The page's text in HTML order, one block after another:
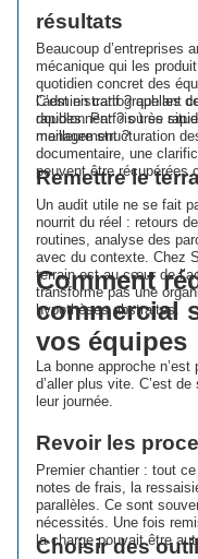
résultats
Beaucoup d’entreprises
mécanique qui les
quotidien concret des
l’administratif ? quelles
doublonnent ? où se
management ?
C’est en cartographiant
rapides. Parfois très
meilleure structuration
documentaire, une
peuvent être récupérées
Remettre le
Un audit utile ne se fait
nourrit du réel : retours
routines, analyse des
avec du contexte. Chez
terrain est au cœur de
transforme pas une
hypothèses abstraites.
Comment
commercial
vos équipes
La bonne approche
d’aller plus vite. C’est
leur journée.
Revoir les
Premier chantier : tout
notes de frais, la
parallèles. Ce sont
nécessités. Une fois
la charge pouvait être
Choisir des